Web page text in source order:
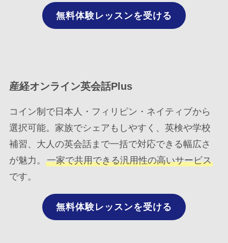
無料体験レッスンを受ける
産経オンライン英会話Plus
コイン制で日本人・フィリピン・ネイティブから
選択可能。家族でシェアもしやすく、英検や学校
補習、大人の英会話まで一括で対応できる幅広さ
が魅力。 一家で共用できる汎用性の高いサービス
です。
無料体験レッスンを受ける